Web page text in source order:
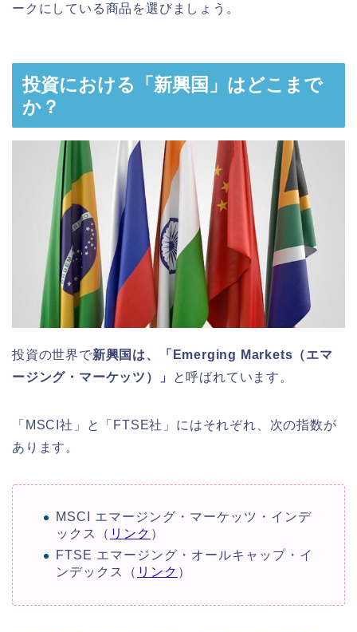
ークにしている商品を選びましょう。
投資における「新興国」はどこまで
か？
投資の世界で新興国は、「Emerging Markets（エマ
ージング・マーケッツ）」
と呼ばれています。
「MSCI社」と「FTSE社」にはそれぞれ、次の指数が
あります。
MSCI エマージング・マーケッツ・インデ
ックス（ リンク ）
FTSE エマージング・オールキャップ・イ
ンデックス（ リンク ）